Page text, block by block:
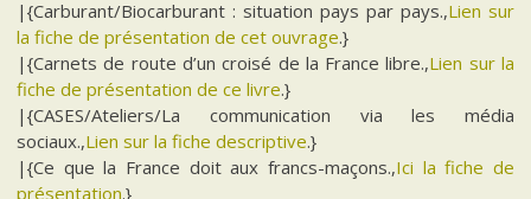
|{Carburant/Biocarburant : situation pays par pays.,Lien sur
la fiche de présentation de cet ouvrage.}
|{Carnets de route d’un croisé de la France libre.,Lien sur la
fiche de présentation de ce livre.}
|{CASES/Ateliers/La communication via les média
sociaux.,Lien sur la fiche descriptive.}
|{Ce que la France doit aux francs-maçons.,Ici la fiche de
présentation.}